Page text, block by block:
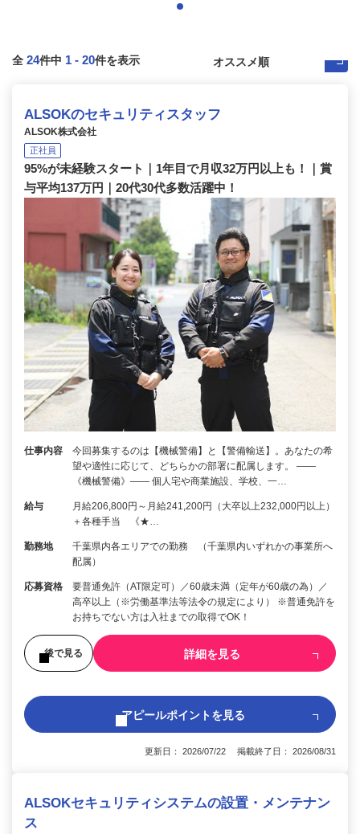
全 24件中 1 - 20件を表示
ALSOKのセキュリティスタッフ
ALSOK株式会社
正社員
95%が未経験スタート｜1年目で月収32万円以上も！｜賞
与平均137万円｜20代30代多数活躍中！
仕事内容
今回募集するのは【機械警備】と【警備輸送】。あなたの希
望や適性に応じて、どちらかの部署に配属します。 ――
《機械警備》―― 個人宅や商業施設、学校、一…
給与
月給206,800円～月給241,200円（大卒以上232,000円以上）
＋各種手当 《★…
勤務地
千葉県内各エリアでの勤務 （千葉県内いずれかの事業所へ
配属）
応募資格
要普通免許（AT限定可）／60歳未満（定年が60歳の為）／
高卒以上（※労働基準法等法令の規定により） ※普通免許を
お持ちでない方は入社までの取得でOK！
後で見る 詳細を見る
アピールポイントを見る
更新日： 2026/07/22 掲載終了日： 2026/08/31
ALSOKセキュリティシステムの設置・メンテナン
ス